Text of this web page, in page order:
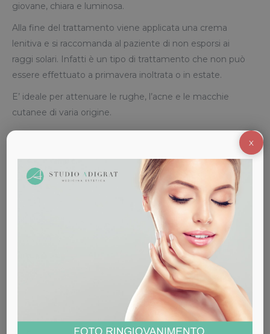
giovane, chiara e luminosa.
Alla fine del trattamento viene applicata una crema
lenitiva e si raccomanda al paziente di non esporsi ai
raggi solari. Infatti è un tipo di trattamento che non può
essere effettuato a primavera inoltrata o in estate.
E’ ideale per attenuare le rughe, l’acne e le macchie
cutanee di varia origine.
Una volta effettuato il trattamento la parte trattata può
presentare rossore, nei giorni successivi anche
esfoliazione, che dipenderà dal tipo di risultato che si
vuole ottenere. Più forte sarà il peeling utilizzato,
X